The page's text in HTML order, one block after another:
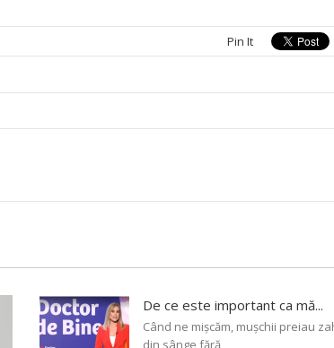
Pin It
De ce este important ca mă...
Când ne mișcăm, mușchii preiau
din sânge fără